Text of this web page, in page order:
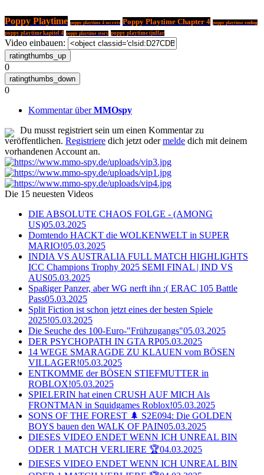
Poppy Playtime poppy playtime 4 secrets Poppy Playtime Chapter 4 poppy playtime ending
poppy playtime kapitel 4 poppy playtime story poppy playtime tjulfar
Video einbauen:
0
0
Kommentar überMMOspy
Du musst registriert sein um einen Kommentar zu
veröffentlichen. Registriere dich jetzt odermelde dich mit deinem
vorhandenen Account an.
Die 15 neuesten Videos
DIE ABSOLUTE CHAOS FOLGE - (AMONG
US)05.03.2025
Domtendo HACKT die WOLKENWELT in SUPER
MARIO!05.03.2025
INDIA VS AUSTRALIA FULL MATCH HIGHLIGHTS
ICC Champions Trophy 2025 SEMI FINAL | IND VS
AUS05.03.2025
Spaßiger Panzer, aber WG nerft ihn :( ERAC 105 Battle
Pass05.03.2025
Split Fiction ist schon jetzt eines der besten Spiele
2025!05.03.2025
Die Seuche des 100-Euro-"Frühzugangs"05.03.2025
DER PSYCHOPATH IN GTA RP05.03.2025
14 WEGE SMARAGDE ZU KLAUEN vom BÖSEN
VILLAGER!05.03.2025
ENTKOMME der BÖSEN STIEFMUTTER in
ROBLOX!05.03.2025
SPIELERIN hat einen CRUSH AUF MICH Als
FRONTMAN in Squidgames Roblox!05.03.2025
SONS OF THE FOREST 🌲 S2E094: Die GOLDEN
BOYS bauen den WALK OF PAIN05.03.2025
DIESES VIDEO ENDET WENN ICH UNREAL BIN
ODER 1 MATCH VERLIERE 🏆04.03.2025
DIESES VIDEO ENDET WENN ICH UNREAL BIN